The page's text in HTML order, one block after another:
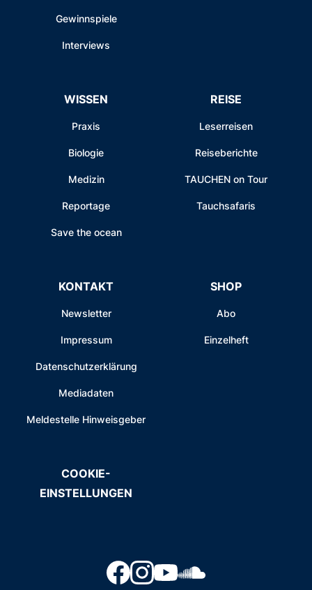
Gewinnspiele
Interviews
WISSEN
Praxis
Biologie
Medizin
Reportage
Save the ocean
REISE
Leserreisen
Reiseberichte
TAUCHEN on Tour
Tauchsafaris
KONTAKT
Newsletter
Impressum
Datenschutzerklärung
Mediadaten
Meldestelle Hinweisgeber
SHOP
Abo
Einzelheft
COOKIE-
EINSTELLUNGEN